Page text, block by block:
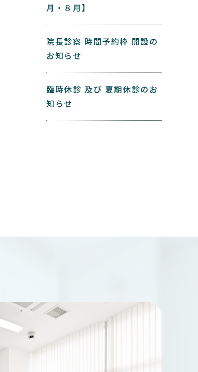
月・８月】
院長診察 時間予約枠 開設の
お知らせ
臨時休診 及び 夏期休診のお
知らせ